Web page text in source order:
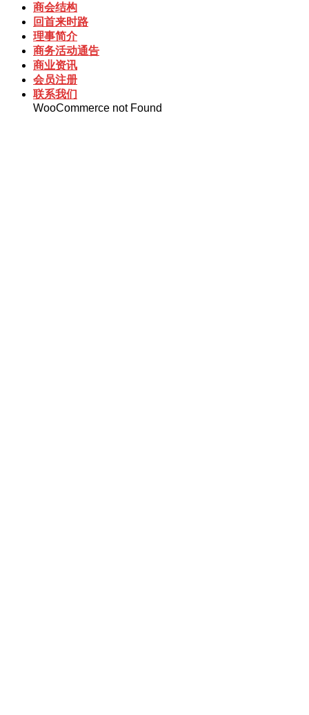
商会结构
回首来时路
理事简介
商务活动通告
商业资讯
会员注册
联系我们
WooCommerce not Found